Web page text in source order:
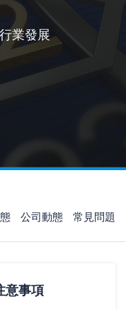
業發展
公司動態 常見問題
意事項